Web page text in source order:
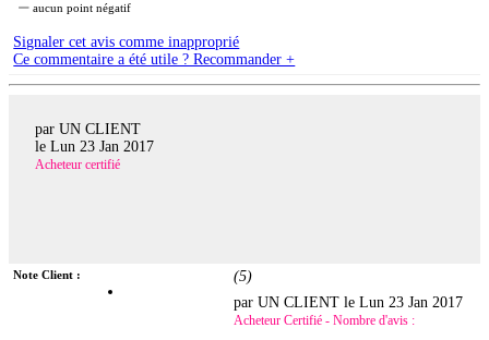
aucun point négatif
Signaler cet avis comme inapproprié
Ce commentaire a été utile ? Recommander +
par UN CLIENT
le Lun 23 Jan 2017
Acheteur certifié
Note Client : (5)
par UN CLIENT leLun 23 Jan 2017
Acheteur Certifié - Nombre d'avis :